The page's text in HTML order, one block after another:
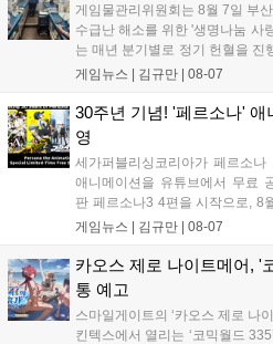
게임물관리위원회는 8월 7일 부
수급난 해소를 위한 '생명나눔 사
는 매년 분기별로 정기 헌혈을 진
고 있으며, 이번 행사에는 영화진
따뜻한 실천에 참여한 모든 임
확산에 앞장섰습니다....
게임뉴스 | 김규만 | 08-07
30주년 기념! '페르소나'
영
세가퍼블리싱코리아가 페르소
애니메이션을 유튜브에서 무료
판 페르소나3 4편을 시작으로, 8
소나4 더 골든 12화, 9월 15일부
시지를 모집하며, 선정된 내용은
개될 예정입니다....
게임뉴스 | 김규만 | 08-07
카오스 제로 나이트메어, '
통 예고
스마일게이트의 ‘카오스 제로 나
킨텍스에서 열리는 ‘코믹월드